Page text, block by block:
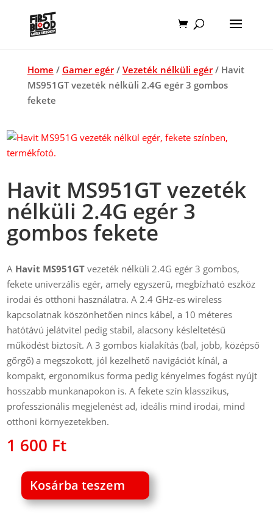
Home / Gamer egér/ Vezeték nélküli egér/ Havit
MS951GT vezeték nélküli 2.4G egér 3 gombos
fekete
Havit MS951GT vezeték
nélküli 2.4G egér 3
gombos fekete
A Havit MS951GT vezeték nélküli 2.4G egér 3 gombos,
fekete univerzális egér, amely egyszerű, megbízható eszköz
irodai és otthoni használatra. A 2.4 GHz‑es wireless
kapcsolatnak köszönhetően nincs kábel, a 10 méteres
hatótávú jelátvitel pedig stabil, alacsony késleltetésű
működést biztosít. A 3 gombos kialakítás (bal, jobb, középső
gőrgő) a megszokott, jól kezelhető navigációt kínál, a
kompakt, ergonomikus forma pedig kényelmes fogást nyújt
hosszabb munkanapokon is. A fekete szín klasszikus,
professzionális megjelenést ad, ideális mind irodai, mind
otthoni környezetekben.
1 600 Ft
Havit
MS951GT
Kosárba teszem